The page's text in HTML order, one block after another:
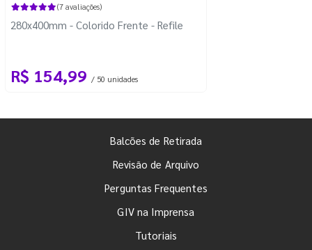
(7 avaliações)
280x400mm - Colorido Frente - Refile
R$ 154,99 / 50 unidades
Balcões de Retirada
Revisão de Arquivo
Perguntas Frequentes
GIV na Imprensa
Tutoriais